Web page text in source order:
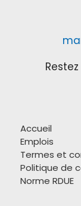
Accueil
Emplois
Termes et
Politique de
Norme RDUE